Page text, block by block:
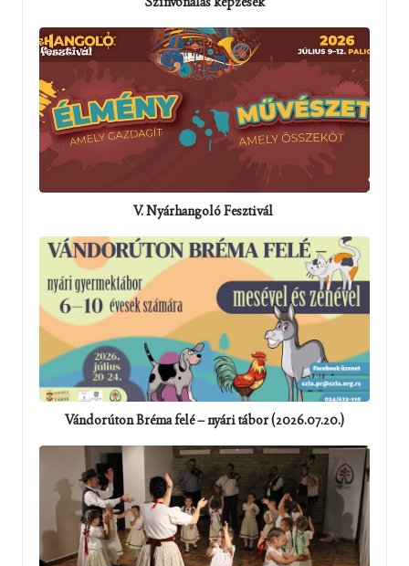
V. Nyárhangoló Fesztivál
Vándorúton Bréma felé – nyári tábor (2026.07.20.)